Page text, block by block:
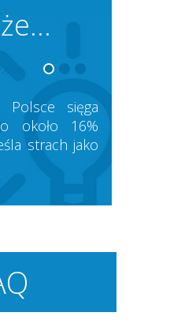
że...
Polsce sięga
około 16%
strach jako